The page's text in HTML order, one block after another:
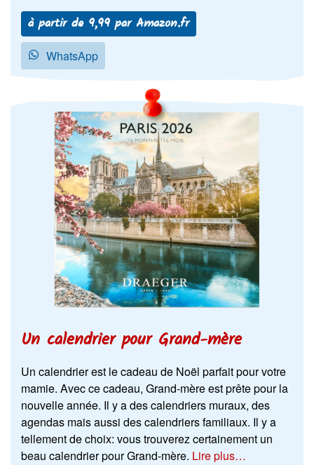
à partir de 9,99 par Amazon.fr
WhatsApp
Un calendrier pour Grand-mère
Un calendrier est le cadeau de Noël parfait pour votre
mamie. Avec ce cadeau, Grand-mère est prête pour la
nouvelle année. Il y a des calendriers muraux, des
agendas mais aussi des calendriers familiaux. Il y a
tellement de choix: vous trouverez certainement un
beau calendrier pour Grand-mère. Lire plus…